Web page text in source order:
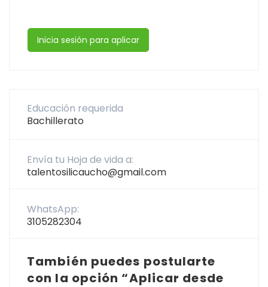
Inicia sesión para aplicar
Educación requerida
Bachillerato
Envía tu Hoja de vida a:
talentosilicaucho@gmail.com
WhatsApp:
3105282304
También puedes postularte
con la opción “Aplicar desde